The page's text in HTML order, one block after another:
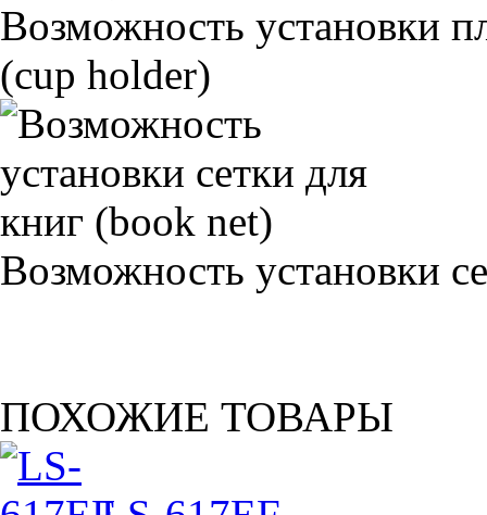
Возможность установки
(cup holder)
Возможность установки
ПОХОЖИЕ ТОВАРЫ